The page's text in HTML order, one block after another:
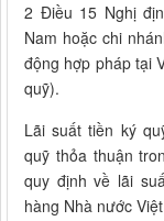
2 Điều 15 Nghị
Nam hoặc chi
động hợp pháp tại
quỹ).
Lãi suất tiền ký
quỹ thỏa thuận
quy định về lãi
hàng Nhà nước